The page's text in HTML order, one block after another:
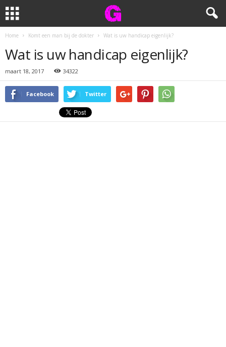
Home Komt een man bij de dokter Wat is uw handicap eigenlijk?
Wat is uw handicap eigenlijk?
maart 18, 2017 34322
Facebook Twitter